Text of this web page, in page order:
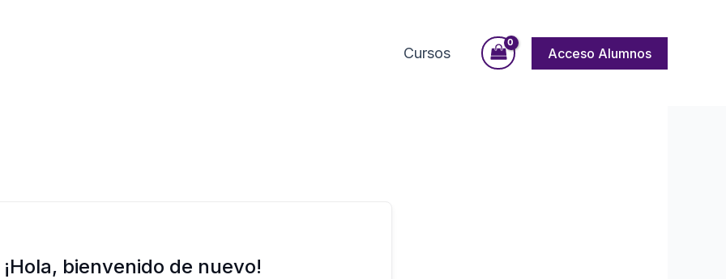
Cursos Acceso Alumnos
¡Hola, bienvenido de nuevo!